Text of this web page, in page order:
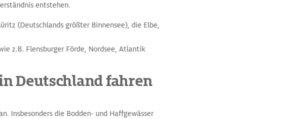
entstehen.
(Deutschlands größter Binnensee), die Elbe,
z.B. Flensburger Förde, Nordsee, Atlantik
Deutschland fahren
Insbesonders die Bodden- und Haffgewässer